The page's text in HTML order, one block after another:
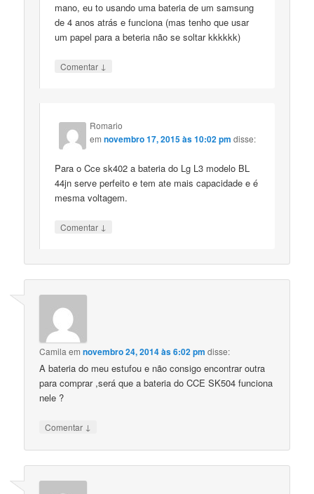
mano, eu to usando uma bateria de um samsung
de 4 anos atrás e funciona (mas tenho que usar
um papel para a beteria não se soltar kkkkkk)
Comentar ↓
Romario
emnovembro 17, 2015 às 10:02 pm disse:
Para o Cce sk402 a bateria do Lg L3 modelo BL
44jn serve perfeito e tem ate mais capacidade e é
mesma voltagem.
Comentar ↓
Camila emnovembro 24, 2014 às 6:02 pm disse:
A bateria do meu estufou e não consigo encontrar outra
para comprar ,será que a bateria do CCE SK504 funciona
nele ?
Comentar ↓